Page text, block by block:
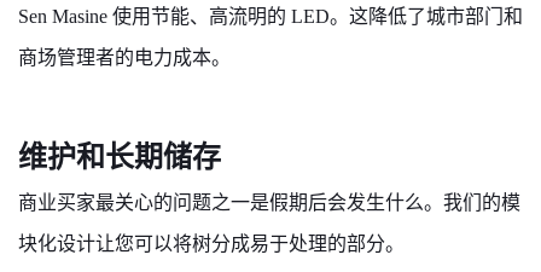
Sen Masine 使用节能、高流明的 LED。这降低了城市部门和
商场管理者的电力成本。
维护和长期储存
商业买家最关心的问题之一是假期后会发生什么。我们的模
块化设计让您可以将树分成易于处理的部分。